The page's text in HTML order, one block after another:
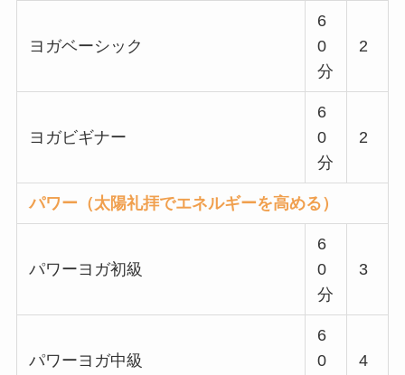
ヨガベーシック
6
0
分
2
ヨガビギナー
6
0
分
2
パワー（太陽礼拝でエネルギーを高める）
パワーヨガ初級
6
0
分
3
パワーヨガ中級
6
0
4